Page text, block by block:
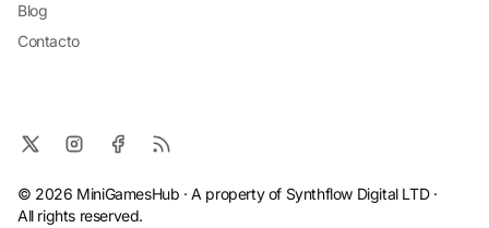
Blog
Contacto
© 2026 MiniGamesHub · A property of Synthflow Digital LTD ·
All rights reserved.